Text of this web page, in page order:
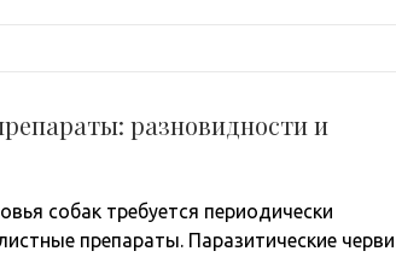
разновидности и
собак требуется периодически
препараты. Паразитические черви